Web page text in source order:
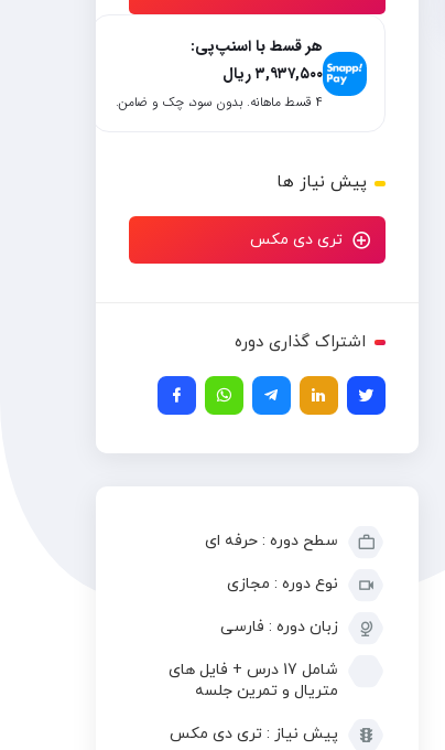
هر قسط با اسنپ‌پی:
۳,۹۳۷,۵۰۰ریال
۴ قسط ماهانه. بدون سود، چک و ضامن.
پیش نیاز ها
تری دی مکس
اشتراک گذاری دوره
سطح دوره : حرفه ای
نوع دوره : مجازی
زبان دوره : فارسی
شامل 17 درس + فایل های
متریال و تمرین جلسه
پیش نیاز : تری دی مکس